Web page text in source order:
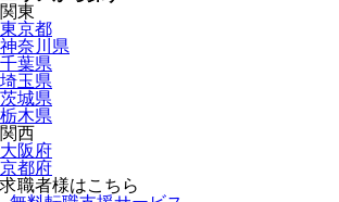
関東
東京都
神奈川県
千葉県
埼玉県
茨城県
栃木県
関西
大阪府
京都府
求職者様はこちら